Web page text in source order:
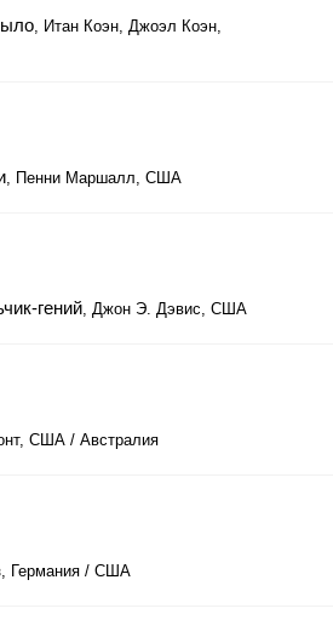
, Итан Коэн, Джоэл Коэн,
, Пенни Маршалл, США
гений, Джон Э. Дэвис, США
США / Австралия
Германия / США